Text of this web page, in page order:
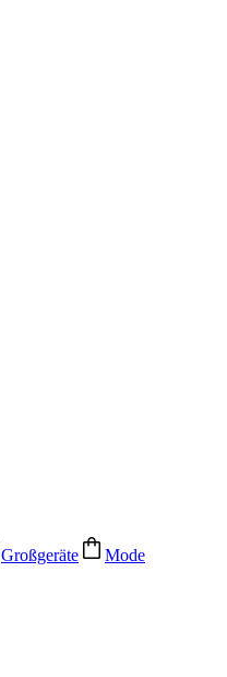
Großgeräte Mode